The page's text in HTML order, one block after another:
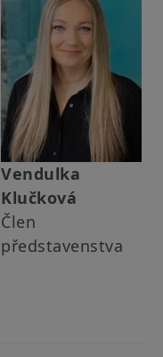
Vendulka
Klučková
Člen
představenstva